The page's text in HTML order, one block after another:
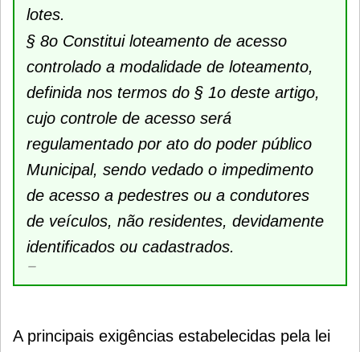
lotes.
§ 8o Constitui loteamento de acesso
controlado a modalidade de loteamento,
definida nos termos do § 1o deste artigo,
cujo controle de acesso será
regulamentado por ato do poder público
Municipal, sendo vedado o impedimento
de acesso a pedestres ou a condutores
de veículos, não residentes, devidamente
identificados ou cadastrados.
A principais exigências estabelecidas pela lei